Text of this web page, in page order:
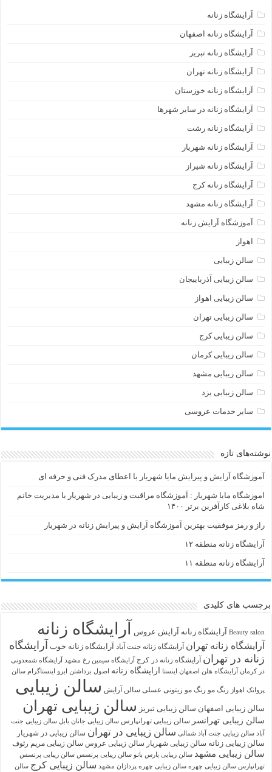
آرایشگاه زنانه
آرایشگاه زنانه اصفهان
آرایشگاه زنانه تبریز
آرایشگاه زنانه تهران
آرایشگاه زنانه خوزستان
آرایشگاه زنانه در سایر شهرها
آرایشگاه زنانه رشت
آرایشگاه زنانه شهریار
آرایشگاه زنانه شیراز
آرایشگاه زنانه کرج
آرایشگاه زنانه مشهد
آموزشگاه آرایش زنانه
اهواز
سالن زیبایی
سالن زیبایی آذرباییجان
سالن زیبایی اهواز
سالن زیبایی تهران
سالن زیبایی کرج
سالن زیبایی کرمان
سالن زیبایی مشهد
سالن زیبایی یزد
سایر خدمات عروسی
نوشته‌های تازه
آموزشگاه آرایش و پیرایش مایا شهریار با اعطای مدرک فنی و حرفه ای
اموزشگاه مایا شهریار : آموزشگاه مراقبت و زیبایی در شهریار با مدیریت خانم
شاه بلاغی کارآفرین برتر ۱۴۰۰
راز و رمز موفقیت بهترین آموزشگاه آرایش و پیرایش زنانه در شهریار
آرایشگاه زنانه منطقه ۱۲
آرایشگاه زنانه منطقه ۱۱
برچسب های کلیدی
Beauty salon آرايشگاه زنانه آرایش عروس آرایشگاه زنانه
آرایشگاه زنانه تهران آرایشگاه زنانه جنت آباد آرایشگاه زنانه خوب آرایشگاه
زنانه در تهران آرایشگاه زنانه در کرج آرایشگاه سیمین رخ مشهد آرایشگاه شمعدونی
در کرمان آرایشگاه هلن اصفهان اینستا ارایشگاه زنانه اصول برداشتن ابرو اینستاگرام سالن
پروانک اهواز رنگ مو رنگ مو زیتونی عسلی سالن آرایش سالن زیبایی
سالن زیبایی اصفهان سالن زیبایی تبریز سالن زیبایی تهران
سالن زیبایی تهرانسر سالن زیبایی تهرانپارس سالن زیبایی جانان بابل سالن زیبایی جنت
آباد سالن زیبایی جنت آباد شمالی سالن زیبایی در تهران سالن زیبایی در شهریار
سالن زیبایی زنانه سالن زیبایی شهریار سالن زیبایی عروس سالن زیبایی مریم رئوف
سالن زیبایی مشهد سالن زیبایی پارس بانو سالن زیبایی پرنسس سالن زیبایی پرنسس
تهرانپارس سالن زیبایی چهره سالن زیبایی چهره پردازان مشهد سالن زیبایی کرج سالن